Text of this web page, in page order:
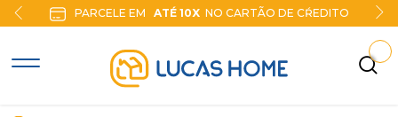
PARCELE EM ATÉ 10X NO CARTÃO DE CŔEDITO